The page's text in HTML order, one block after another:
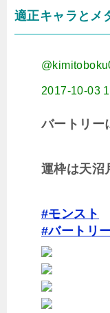
適正キャラとメ
2017-10-03
バートリー
運枠は天沼
#モンスト
#バートリ